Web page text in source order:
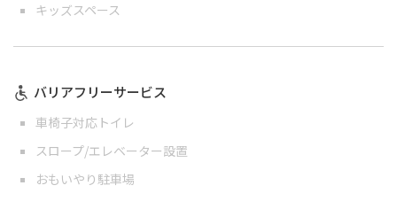
キッズスペース
バリアフリーサービス
車椅子対応トイレ
スロープ/エレベーター設置
おもいやり駐車場